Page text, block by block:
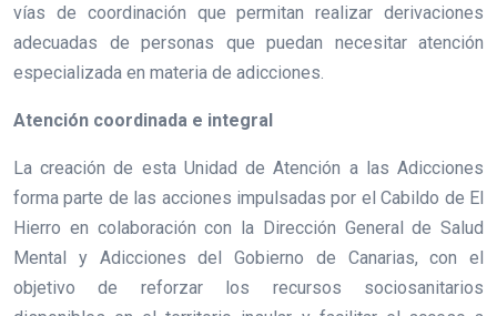
vías de coordinación que permitan realizar derivaciones
adecuadas de personas que puedan necesitar atención
especializada en materia de adicciones.
Atención coordinada e integral
La creación de esta Unidad de Atención a las Adicciones
forma parte de las acciones impulsadas por el Cabildo de El
Hierro en colaboración con la Dirección General de Salud
Mental y Adicciones del Gobierno de Canarias, con el
objetivo de reforzar los recursos sociosanitarios